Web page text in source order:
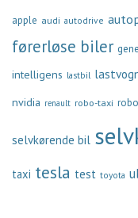
apple audi autodrive
førerløse biler
intelligens lastbil
nvidia renault robo-taxi
selvkørende bil
taxi tesla test toyota